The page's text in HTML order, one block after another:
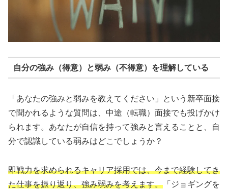
自分の強み（得意）と弱み（不得意）を理解している
「あなたの強みと弱みを教えてください」という新卒面接
で聞かれるような質問は、中途（転職）面接でも投げかけ
られます。あなたが自信を持って強みと言えることと、自
分で認識している弱みはどこでしょうか？
即戦力を求められるキャリア採用では、今まで経験してき
た仕事を振り返り、強み弱みを考えます。 「ジョギングを